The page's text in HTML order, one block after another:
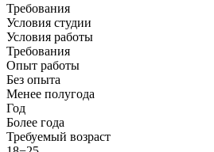
Требования
Условия студии
Условия работы
Требования
Опыт работы
Без опыта
Менее полугода
Год
Более года
Требуемый возраст